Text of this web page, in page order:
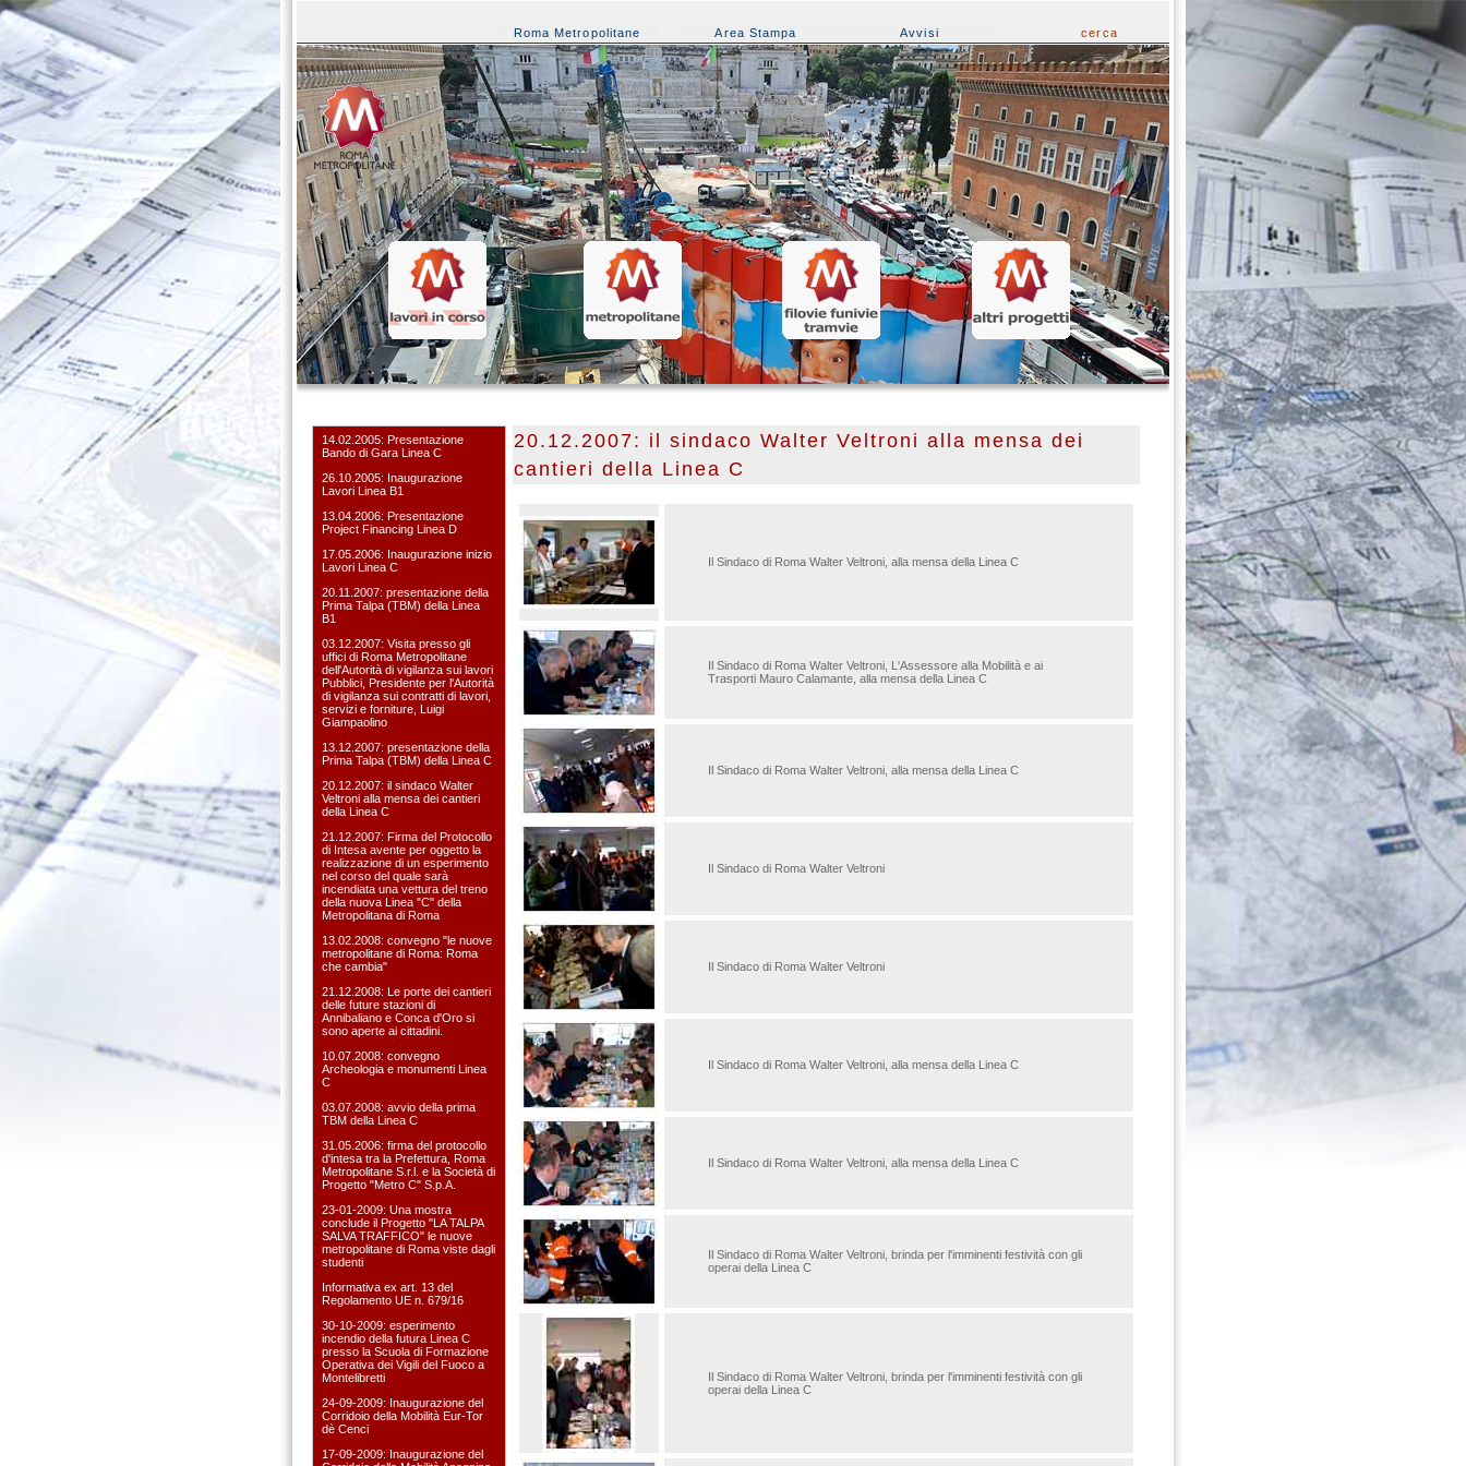
Roma Metropolitane Area Stampa Avvisi cerca
14.02.2005: Presentazione
Bando di Gara Linea C
26.10.2005: Inaugurazione
Lavori Linea B1
13.04.2006: Presentazione
Project Financing Linea D
17.05.2006: Inaugurazione inizio
Lavori Linea C
20.11.2007: presentazione della
Prima Talpa (TBM) della Linea
B1
03.12.2007: Visita presso gli
uffici di Roma Metropolitane
dell'Autorità di vigilanza sui lavori
Pubblici, Presidente per l'Autorità
di vigilanza sui contratti di lavori,
servizi e forniture, Luigi
Giampaolino
13.12.2007: presentazione della
Prima Talpa (TBM) della Linea C
20.12.2007: il sindaco Walter
Veltroni alla mensa dei cantieri
della Linea C
21.12.2007: Firma del Protocollo
di Intesa avente per oggetto la
realizzazione di un esperimento
nel corso del quale sarà
incendiata una vettura del treno
della nuova Linea "C" della
Metropolitana di Roma
13.02.2008: convegno "le nuove
metropolitane di Roma: Roma
che cambia"
21.12.2008: Le porte dei cantieri
delle future stazioni di
Annibaliano e Conca d'Oro si
sono aperte ai cittadini.
10.07.2008: convegno
Archeologia e monumenti Linea
C
03.07.2008: avvio della prima
TBM della Linea C
31.05.2006: firma del protocollo
d'intesa tra la Prefettura, Roma
Metropolitane S.r.l. e la Società di
Progetto "Metro C" S.p.A.
23-01-2009: Una mostra
conclude il Progetto "LA TALPA
SALVA TRAFFICO" le nuove
metropolitane di Roma viste dagli
studenti
Informativa ex art. 13 del
Regolamento UE n. 679/16
30-10-2009: esperimento
incendio della futura Linea C
presso la Scuola di Formazione
Operativa dei Vigili del Fuoco a
Montelibretti
24-09-2009: Inaugurazione del
Corridoio della Mobilità Eur-Tor
dè Cenci
17-09-2009: Inaugurazione del
20.12.2007: il sindaco Walter Veltroni alla mensa dei
cantieri della Linea C
Il Sindaco di Roma Walter Veltroni, alla mensa della Linea C
Il Sindaco di Roma Walter Veltroni, L'Assessore alla Mobilità e ai
Trasporti Mauro Calamante, alla mensa della Linea C
Il Sindaco di Roma Walter Veltroni, alla mensa della Linea C
Il Sindaco di Roma Walter Veltroni
Il Sindaco di Roma Walter Veltroni
Il Sindaco di Roma Walter Veltroni, alla mensa della Linea C
Il Sindaco di Roma Walter Veltroni, alla mensa della Linea C
Il Sindaco di Roma Walter Veltroni, brinda per l'imminenti festività con gli
operai della Linea C
Il Sindaco di Roma Walter Veltroni, brinda per l'imminenti festività con gli
operai della Linea C